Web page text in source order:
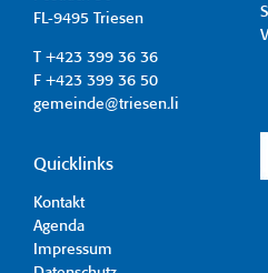
FL-9495 Triesen
T +423 399 36 36
F +423 399 36 50
gemeinde@triesen.li
Quicklinks
Kontakt
Agenda
Impressum